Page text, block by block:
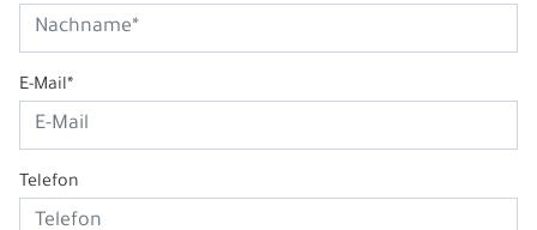
E-Mail*
Telefon